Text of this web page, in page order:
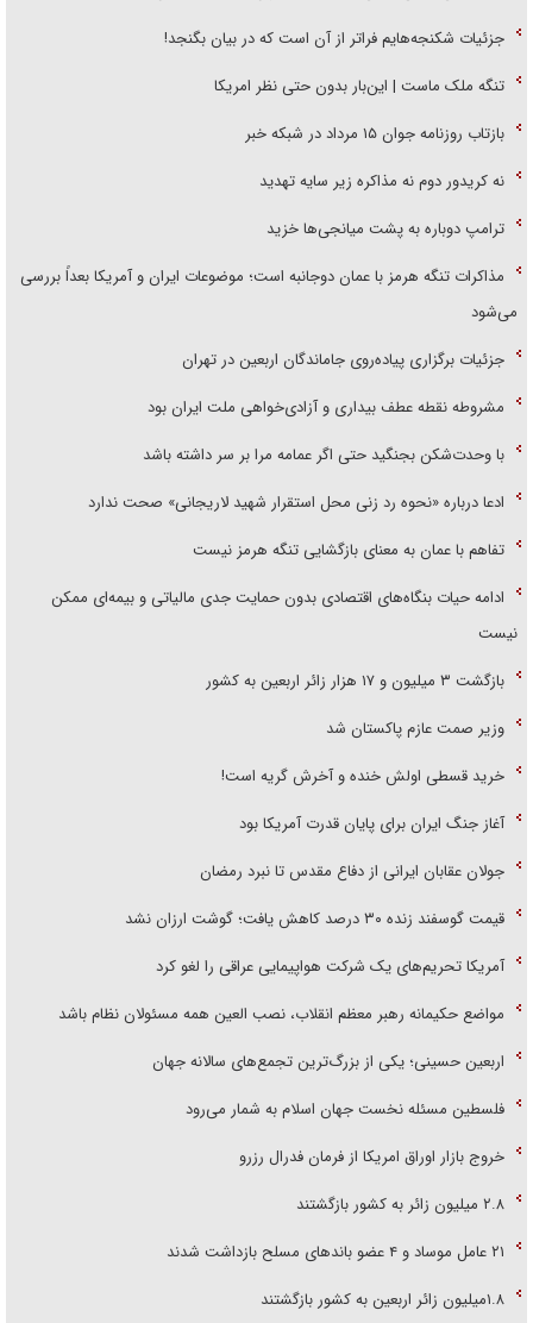
جزئیات شکنجه‌هایم فراتر از آن است که در بیان بگنجد!
تنگه ملک ماست | این‌بار بدون حتی نظر امریکا
بازتاب روزنامه جوان ۱۵ مرداد در شبکه خبر
نه کریدور دوم نه مذاکره زیر سایه تهدید
ترامپ دوباره به پشت میانجی‌ها خزید
مذاکرات تنگه هرمز با عمان دوجانبه است؛ موضوعات ایران و آمریکا بعداً بررسی
می‌شود
جزئیات برگزاری پیاده‌روی جاماندگان اربعین در تهران
مشروطه نقطه عطف بیداری و آزادی‌خواهی ملت ایران بود
با وحدت‌شکن بجنگید حتی اگر عمامه مرا بر سر داشته باشد
ادعا درباره «نحوه رد زنی محل استقرار شهید لاریجانی» صحت ندارد
تفاهم با عمان به معنای بازگشایی تنگه هرمز نیست
ادامه حیات بنگاه‌های اقتصادی بدون حمایت جدی مالیاتی و بیمه‌ای ممکن
نیست
بازگشت ۳ میلیون و ۱۷ هزار زائر اربعین به کشور
وزیر صمت عازم پاکستان شد
خرید قسطی اولش خنده و آخرش گریه است!
آغاز جنگ ایران برای پایان قدرت آمریکا بود
جولان عقابان ایرانی از دفاع مقدس تا نبرد رمضان
قیمت گوسفند زنده ۳۰ درصد کاهش یافت؛ گوشت ارزان نشد
آمریکا تحریم‌های یک شرکت هواپیمایی عراقی را لغو کرد
مواضع حکیمانه رهبر معظم انقلاب، نصب العین همه مسئولان نظام باشد
اربعین حسینی؛ یکی از بزرگ‌ترین تجمع‌های سالانه جهان
فلسطین مسئله نخست جهان اسلام به شمار می‌رود
خروج بازار اوراق امریکا از فرمان فدرال رزرو
۲.۸ میلیون زائر به کشور بازگشتند
۲۱ عامل موساد و ۴ عضو باند‌های مسلح بازداشت شدند
۱.۸میلیون زائر اربعین به کشور بازگشتند